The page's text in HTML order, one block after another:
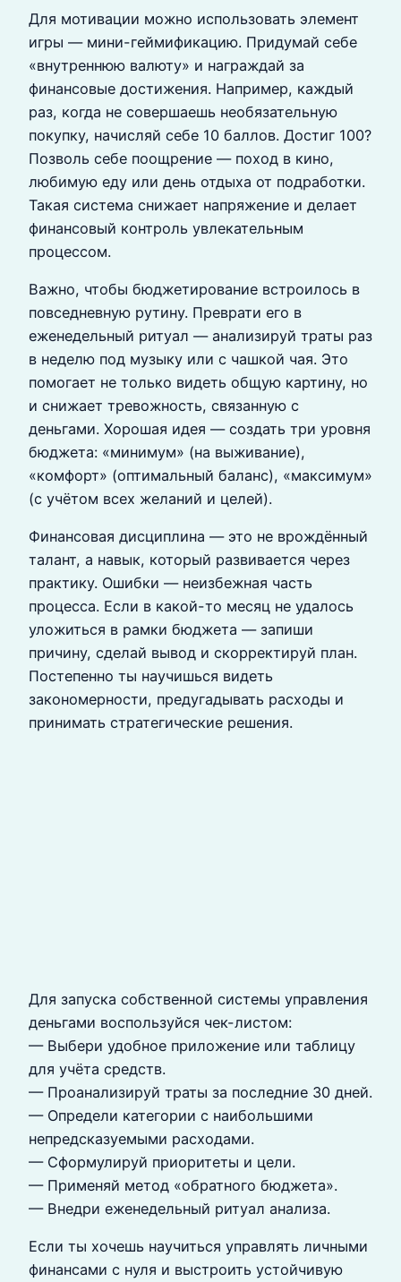
Для мотивации можно использовать элемент
игры — мини-геймификацию. Придумай себе
«внутреннюю валюту» и награждай за
финансовые достижения. Например, каждый
раз, когда не совершаешь необязательную
покупку, начисляй себе 10 баллов. Достиг 100?
Позволь себе поощрение — поход в кино,
любимую еду или день отдыха от подработки.
Такая система снижает напряжение и делает
финансовый контроль увлекательным
процессом.
Важно, чтобы бюджетирование встроилось в
повседневную рутину. Преврати его в
еженедельный ритуал — анализируй траты раз
в неделю под музыку или с чашкой чая. Это
помогает не только видеть общую картину, но
и снижает тревожность, связанную с
деньгами. Хорошая идея — создать три уровня
бюджета: «минимум» (на выживание),
«комфорт» (оптимальный баланс), «максимум»
(с учётом всех желаний и целей).
Финансовая дисциплина — это не врождённый
талант, а навык, который развивается через
практику. Ошибки — неизбежная часть
процесса. Если в какой-то месяц не удалось
уложиться в рамки бюджета — запиши
причину, сделай вывод и скорректируй план.
Постепенно ты научишься видеть
закономерности, предугадывать расходы и
принимать стратегические решения.
Для запуска собственной системы управления
деньгами воспользуйся чек-листом:
— Выбери удобное приложение или таблицу
для учёта средств.
— Проанализируй траты за последние 30 дней.
— Определи категории с наибольшими
непредсказуемыми расходами.
— Сформулируй приоритеты и цели.
— Применяй метод «обратного бюджета».
— Внедри еженедельный ритуал анализа.
Если ты хочешь научиться управлять личными
финансами с нуля и выстроить устойчивую